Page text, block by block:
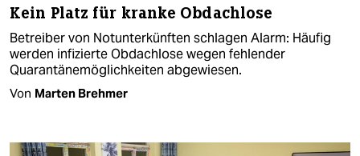
Kein Platz für kranke Obdachlose
Betreiber von Notunterkünften schlagen Alarm: Häufig
werden infizierte Obdachlose wegen fehlender
Quarantänemöglichkeiten abgewiesen.
Von Marten Brehmer